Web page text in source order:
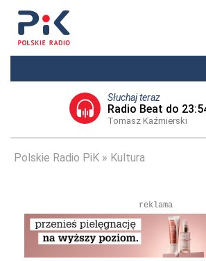
Słuchaj teraz
Radio Beat do
Tomasz Kaźmierski
Polskie Radio PiK Kultura
reklama